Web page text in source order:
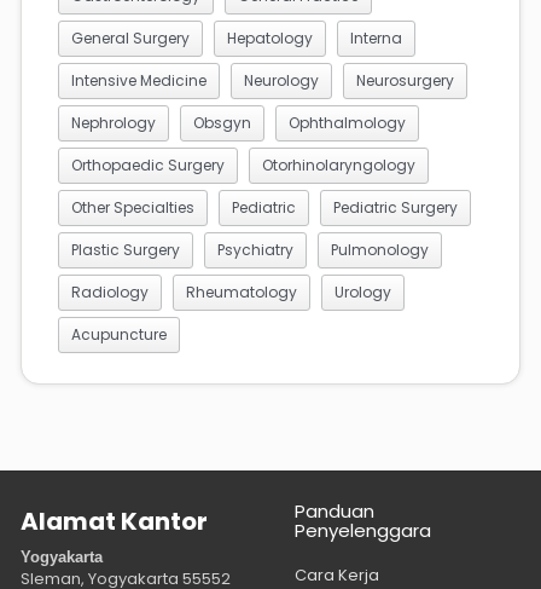
General Surgery Hepatology Interna
Intensive Medicine Neurology Neurosurgery
Nephrology Obsgyn Ophthalmology
Orthopaedic Surgery Otorhinolaryngology
Other Specialties Pediatric Pediatric Surgery
Plastic Surgery Psychiatry Pulmonology
Radiology Rheumatology Urology
Acupuncture
Alamat Kantor
Yogyakarta
Sleman, Yogyakarta 55552
Panduan
Penyelenggara
Cara Kerja